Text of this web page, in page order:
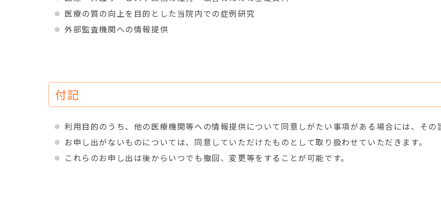
医療の質の向上を目的とした当院内での症例研究
外部監査機関への情報提供
付記
利用目的のうち、他の医療機関等への情報提供について同意しがたい事項がある場合には、その
お申し出がないものについては、同意していただけたものとして取り扱わせていただきます。
これらのお申し出は後からいつでも撤回、変更等をすることが可能です。